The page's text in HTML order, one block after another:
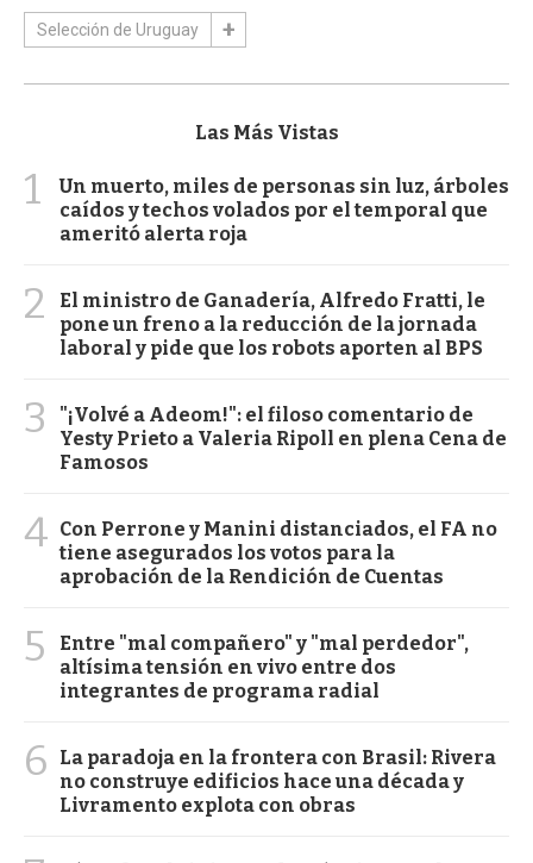
Selección de Uruguay
Las Más Vistas
1
Un muerto, miles de personas sin luz, árboles
caídos y techos volados por el temporal que
ameritó alerta roja
2
El ministro de Ganadería, Alfredo Fratti, le
pone un freno a la reducción de la jornada
laboral y pide que los robots aporten al BPS
3
"¡Volvé a Adeom!": el filoso comentario de
Yesty Prieto a Valeria Ripoll en plena Cena de
Famosos
4 Con Perrone y Manini distanciados, el FA no
tiene asegurados los votos para la
aprobación de la Rendición de Cuentas
5
Entre "mal compañero" y "mal perdedor",
altísima tensión en vivo entre dos
integrantes de programa radial
6
La paradoja en la frontera con Brasil: Rivera
no construye edificios hace una década y
Livramento explota con obras